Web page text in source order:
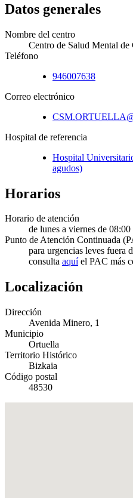
Datos generales
Nombre del centro
Centro de Salud Mental de
Teléfono
946007638
Correo electrónico
Hospital de referencia
Hospital
agudos)
Horarios
Horario de atención
de lunes a viernes de
Punto de Atención Continuada
para urgencias leves fuera
consulta aquíel PAC más
Localización
Dirección
Avenida Minero, 1
Municipio
Ortuella
Territorio Histórico
Bizkaia
Código postal
48530